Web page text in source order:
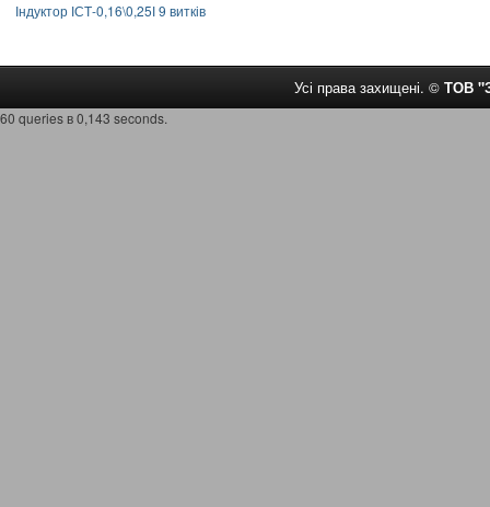
Індуктор ІСТ-0,16\0,25І 9 витків
Усі права захищені. © ТОВ
60 queries в 0,143 seconds.